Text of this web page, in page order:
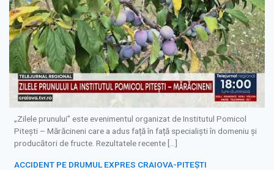
„Zilele prunului” este evenimentul organizat de Institutul Pomicol
Pitești – Mărăcineni care a adus față în față specialiști în domeniu și
producători de fructe. Rezultatele recente […]
ACCIDENT PE DRUMUL EXPRES CRAIOVA-PITEȘTI